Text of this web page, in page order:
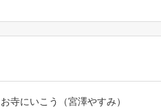
お寺にいこう（宮澤やすみ）